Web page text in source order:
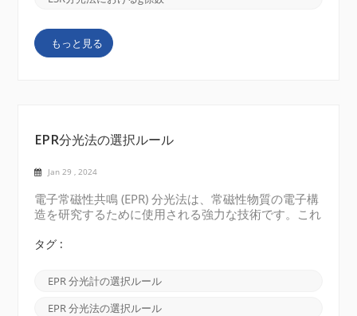
用されます。 自由電子の場合、g 値は 2.0023 の定
数であり、基本的な物理特性から導出されます。ただ
し、遷移金属錯体や有機ラジカルなどのより複雑な系
もっと見る
EPR分光法の選択ルール
Jan 29 , 2024
電子常磁性共鳴 (EPR) 分光法は、常磁性物質の電子構
造を研究するために使用される強力な技術です。これ
の貴重な洞察を提供します。EPR 分光法の選択ルール
禁止する条件を確立します。これらの選択ルールを理
解することは、データを解釈し、EPR スペクトルから
意味のある情報を抽出するために不可欠です。 EPR
タグ :
EPR 分光計の選択ルール
EPR 分光法の選択ルール